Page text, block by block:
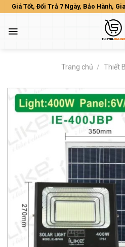
Skip
content
Giá Tốt, Đổi Trả 7 Ngày, Bảo Hành,
Trang chủ / Thiết